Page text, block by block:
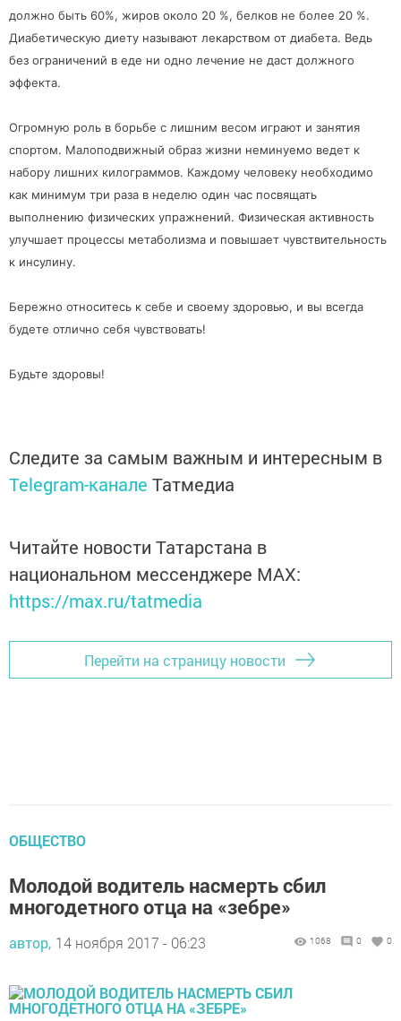
должно быть 60%, жиров около 20 %, белков не более 20 %.
Диабетическую диету называют лекарством от диабета. Ведь
без ограничений в еде ни одно лечение не даст должного
эффекта.
Огромную роль в борьбе с лишним весом играют и занятия
спортом. Малоподвижный образ жизни неминуемо ведет к
набору лишних килограммов. Каждому человеку необходимо
как минимум три раза в неделю один час посвящать
выполнению физических упражнений. Физическая активность
улучшает процессы метаболизма и повышает чувствительность
к инсулину.
Бережно относитесь к себе и своему здоровью, и вы всегда
будете отлично себя чувствовать!
Будьте здоровы!
Следите за самым важным и интересным в
Telegram-канале Татмедиа
Читайте новости Татарстана в
национальном мессенджере MАХ:
https://max.ru/tatmedia
Перейти на страницу новости
ОБЩЕСТВО
Молодой водитель насмерть сбил
многодетного отца на «зебре»
автор, 14 ноября 2017 - 06:23 1068 0 0